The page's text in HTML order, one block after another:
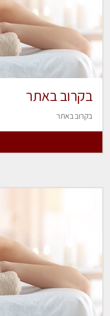
בקרוב באתר
בקרוב באתר